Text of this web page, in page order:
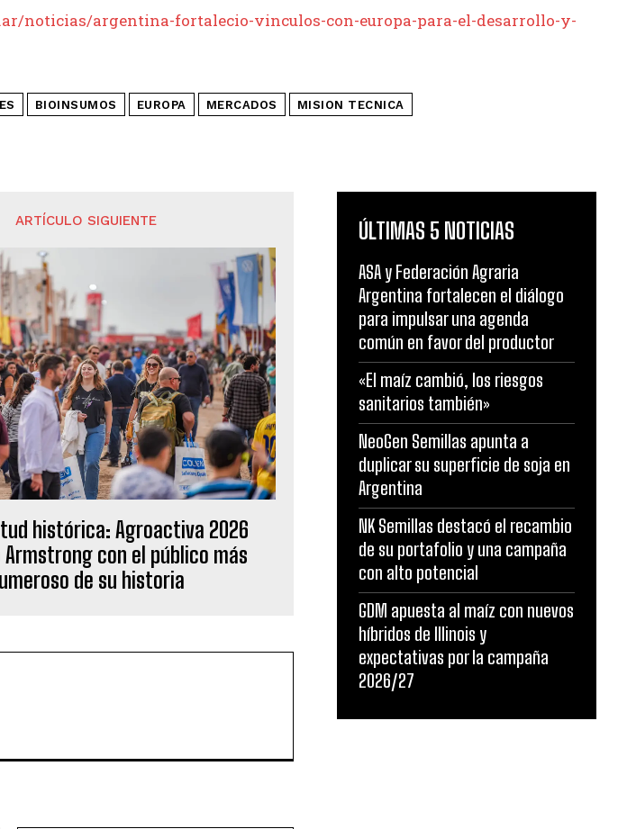
noticias/argentina-fortalecio-vinculos-con-europa-para-el-desarrollo-y-
BIOINSUMOS EUROPA MERCADOS MISION TECNICA
ARTÍCULO SIGUIENTE
histórica: Agroactiva 2026
Armstrong con el público más
de su historia
ÚLTIMAS 5 NOTICIAS
ASA y Federación Agraria
Argentina fortalecen el diálogo
para impulsar una agenda
común en favor del productor
«El maíz cambió, los riesgos
sanitarios también»
NeoGen Semillas apunta a
duplicar su superficie de soja en
Argentina
NK Semillas destacó el recambio
de su portafolio y una campaña
con alto potencial
GDM apuesta al maíz con nuevos
híbridos de Illinois y
expectativas por la campaña
2026/27